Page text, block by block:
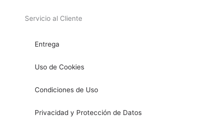
Servicio al Cliente
Entrega
Uso de Cookies
Condiciones de Uso
Privacidad y Protección de Datos